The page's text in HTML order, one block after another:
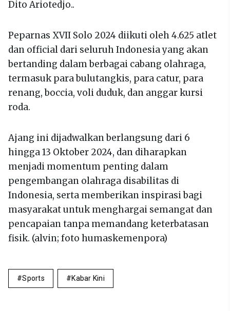
Dito Ariotedjo..
Peparnas XVII Solo 2024 diikuti oleh 4.625 atlet
dan official dari seluruh Indonesia yang akan
bertanding dalam berbagai cabang olahraga,
termasuk para bulutangkis, para catur, para
renang, boccia, voli duduk, dan anggar kursi
roda.
Ajang ini dijadwalkan berlangsung dari 6
hingga 13 Oktober 2024, dan diharapkan
menjadi momentum penting dalam
pengembangan olahraga disabilitas di
Indonesia, serta memberikan inspirasi bagi
masyarakat untuk menghargai semangat dan
pencapaian tanpa memandang keterbatasan
fisik. (alvin; foto humaskemenpora)
Sports Kabar Kini